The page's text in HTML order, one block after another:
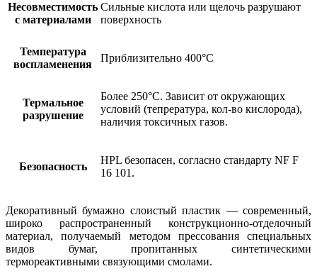
Несовместимость
с материалами
Сильные кислота или щелочь разрушают
поверхность
Температура
воспламенения
Приблизительно 400°C
Термальное
разрушение
Более 250°C. Зависит от окружающих
условий (тепрература, кол-во кислорода),
наличия токсичных газов.
Безопасность
HPL безопасен, согласно стандарту NF F
16 101.
Декоративный бумажно слоистый пластик — современный,
широко распространенный конструкционно-отделочный
материал, получаемый методом прессования специальных
видов бумаг, пропитанных синтетическими
термореактивными связующими смолами.